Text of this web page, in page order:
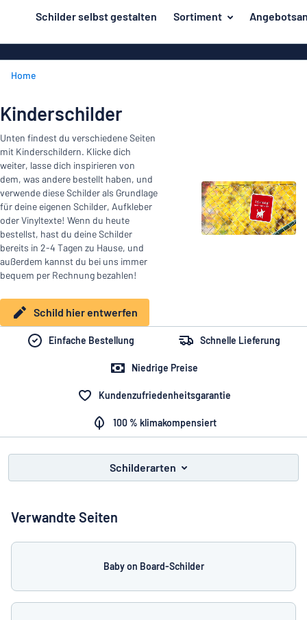
springen
Schilder selbst gestalten Sortiment
Herstellung
Haus und Heim
Kennzeichnung
Namensschilder
Aufkleber
Verkehr und Fahrzeuge
Industrie und Fertigung
Büro & Arbeitsplatz
Alle Kategorien anzeigen
Aufkleber
Das Gesuchte nicht gefunden?
Unsere
Bestseller
Material
Herstellung
Haus
und
Heim
Kennzeichnung
Namensschilder
Alle Kategorien anzeigen
zum
entwerfen
Home
Kinderschilder
Unten findest du verschiedene Seiten
mit Kinderschildern. Klicke dich
weiter, lasse dich inspirieren von
dem, was andere bestellt haben, und
verwende diese Schilder als Grundlage
für deine eigenen Schilder, Aufkleber
oder Vinyltexte! Wenn du heute
bestellst, hast du deine Schilder
bereits in 2-4 Tagen zu Hause, und
außerdem kannst du bei uns immer
bequem per Rechnung bezahlen!
Schild hier entwerfen
Einfache Bestellung Schnelle Lieferung
Niedrige Preise
Kundenzufriedenheitsgarantie
100 % klimakompensiert
Schilderarten
Verwandte Seiten
Baby on Board-Schilder